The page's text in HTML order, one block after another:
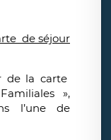
de séjour
de la carte
»,
l’une de